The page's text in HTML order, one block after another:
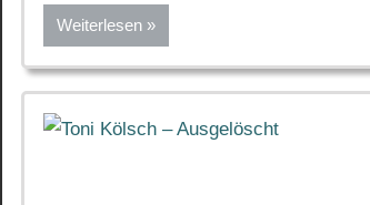
Weiterlesen